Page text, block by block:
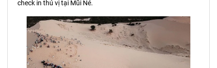
check in thú vị tại Mũi Né.